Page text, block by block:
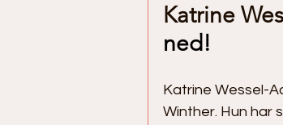
Katrine
ned!
Katrine Wessel-
Winther. Hun har